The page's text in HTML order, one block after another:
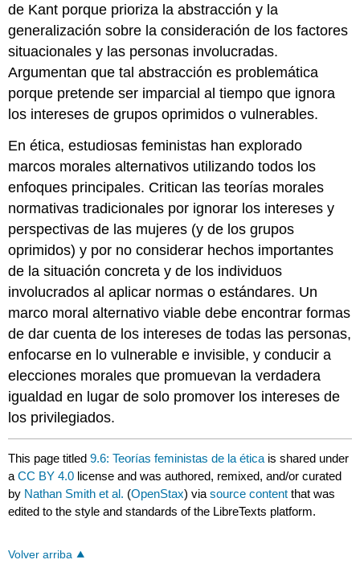
de Kant porque prioriza la abstracción y la
generalización sobre la consideración de los factores
situacionales y las personas involucradas.
Argumentan que tal abstracción es problemática
porque pretende ser imparcial al tiempo que ignora
los intereses de grupos oprimidos o vulnerables.
En ética, estudiosas feministas han explorado
marcos morales alternativos utilizando todos los
enfoques principales. Critican las teorías morales
normativas tradicionales por ignorar los intereses y
perspectivas de las mujeres (y de los grupos
oprimidos) y por no considerar hechos importantes
de la situación concreta y de los individuos
involucrados al aplicar normas o estándares. Un
marco moral alternativo viable debe encontrar formas
de dar cuenta de los intereses de todas las personas,
enfocarse en lo vulnerable e invisible, y conducir a
elecciones morales que promuevan la verdadera
igualdad en lugar de solo promover los intereses de
los privilegiados.
This page titled9.6: Teorías feministas de la ética is shared under
aCC BY 4.0 license and was authored, remixed, and/or curated
by Nathan Smith et al. (OpenStax) viasource content that was
edited to the style and standards of the LibreTexts platform.
Volver arriba